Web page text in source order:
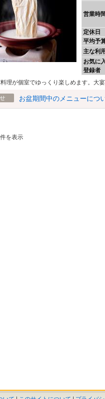
営業時
定休日
平均予
主な利
お気に
登録者
理が個室でゆっくり楽しめます。大
お盆期間中のメニューにつ
を表示